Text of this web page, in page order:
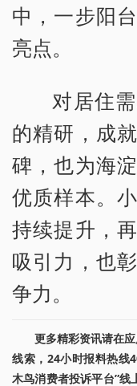
中，一步阳
亮点。
对居住
的精研，成
碑，也为海
优质样本。
持续提升，
吸引力，也
争力。
更多精彩资讯请在
线索，24小时报料热线
木鸟消费者投诉平台”线